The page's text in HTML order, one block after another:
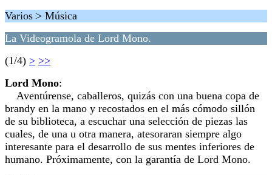
Varios > Música
La Videogramola de Lord Mono.
(1/4) > >>
Lord Mono:
Aventúrense, caballeros, quizás con una buena copa de
brandy en la mano y recostados en el más cómodo sillón
de su biblioteca, a escuchar una selección de piezas las
cuales, de una u otra manera, atesoraran siempre algo
interesante para el desarrollo de sus mentes inferiores de
humano. Próximamente, con la garantía de Lord Mono.